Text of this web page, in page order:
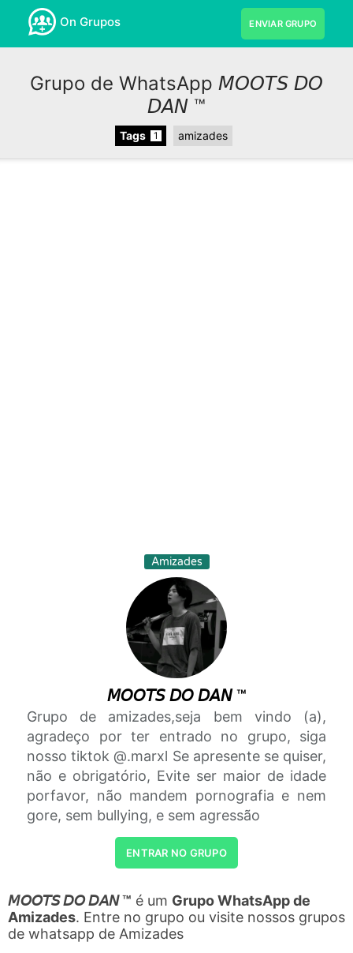
On Grupos ENVIAR GRUPO
Grupo de WhatsApp 𝘔𝘖𝘖𝘛𝘚 𝘋𝘖
𝘋𝘈𝘕 ™
Tags 1 amizades
Amizades
𝘔𝘖𝘖𝘛𝘚 𝘋𝘖 𝘋𝘈𝘕 ™
Grupo de amizades,seja bem vindo (a),
agradeço por ter entrado no grupo, siga
nosso tiktok @.marxl Se apresente se quiser,
não e obrigatório, Evite ser maior de idade
porfavor, não mandem pornografia e nem
gore, sem bullying, e sem agressão
ENTRAR NO GRUPO
𝘔𝘖𝘖𝘛𝘚 𝘋𝘖 𝘋𝘈𝘕 ™ é um Grupo WhatsApp de
Amizades. Entre no grupo ou visite nossos grupos
de whatsapp de Amizades